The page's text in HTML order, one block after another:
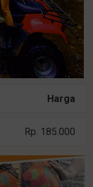
Harga
Rp. 185.000